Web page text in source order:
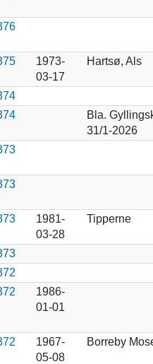
1973-
03-17
Hartsø, Als
Bla.
31/1-2026
1981-
03-28
Tipperne
1986-
01-01
1967-
05-08
Borreby